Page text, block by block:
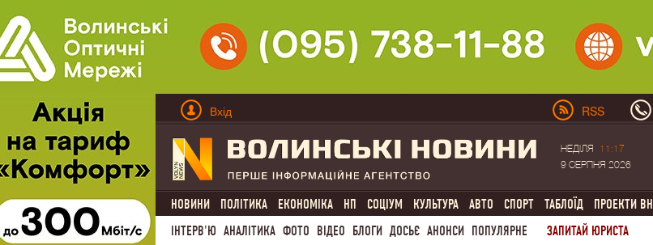
Вхід RSS
НЕДІЛЯ
11:17
9 СЕРПНЯ 2026
НОВИНИ ПОЛІТИКА ЕКОНОМІКА НП СОЦІУМ КУЛЬТУРА АВТО СПОРТ ТАБЛОЇД ПРОЕКТИ ВН
ІНТЕРВ'Ю АНАЛІТИКА ФОТО ВІДЕО БЛОГИ ДОСЬЄ АНОНСИ ПОПУЛЯРНЕ ЗАПИТАЙ ЮРИСТА